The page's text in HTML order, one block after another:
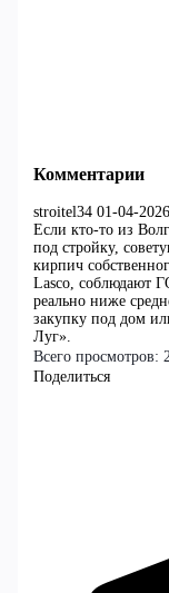
Комментарии
stroitel34 01-04-
Если кто-то из
под стройку,
кирпич
Lasco, соблюдают
реально ниже
закупку под дом
Луг».
Всего просмотров:
Поделиться